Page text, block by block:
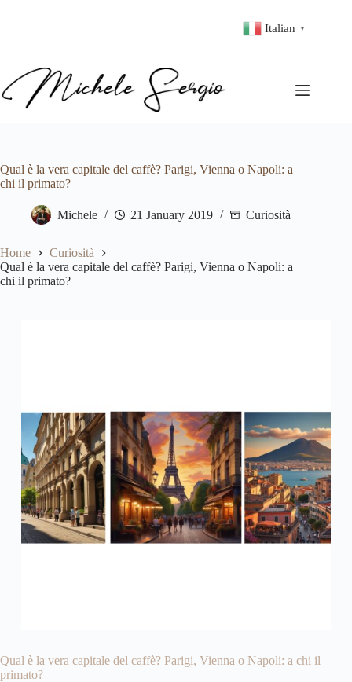
Italian ▼
Qual è la vera capitale del caffè? Parigi, Vienna o Napoli: a
chi il primato?
Michele 21 January 2019 Curiosità
Home
Curiosità
Qual è la vera capitale del caffè? Parigi, Vienna o Napoli: a
chi il primato?
Qual è la vera capitale del caffè? Parigi, Vienna o Napoli: a chi il
primato?